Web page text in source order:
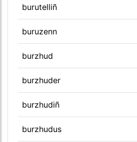
burutelliñ
buruzenn
burzhud
burzhuder
burzhudiñ
burzhudus